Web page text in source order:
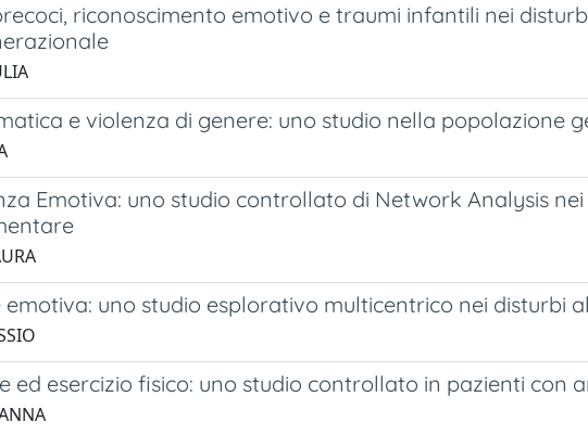
riconoscimento emotivo e traumi infantili nei
e violenza di genere: uno studio nella popolazione
Emotiva: uno studio controllato di Network Analysis
uno studio esplorativo multicentrico nei disturbi
ed esercizio fisico: uno studio controllato in pazienti con